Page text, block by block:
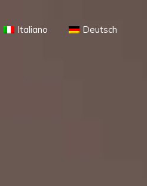
Italiano Deutsch